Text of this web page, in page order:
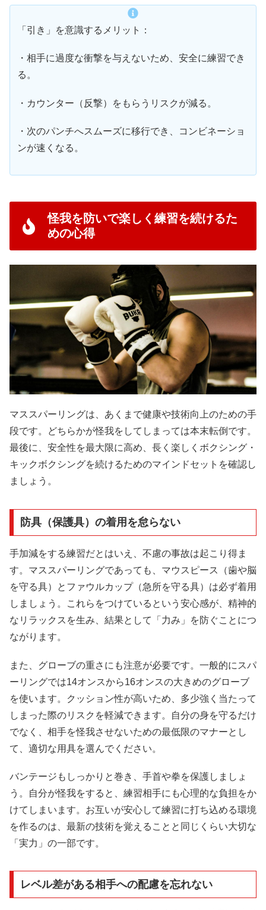
「引き」を意識するメリット：
・相手に過度な衝撃を与えないため、安全に練習でき
る。
・カウンター（反撃）をもらうリスクが減る。
・次のパンチへスムーズに移行でき、コンビネーショ
ンが速くなる。
怪我を防いで楽しく練習を続けるた
めの心得
マススパーリングは、あくまで健康や技術向上のための手
段です。どちらかが怪我をしてしまっては本末転倒です。
最後に、安全性を最大限に高め、長く楽しくボクシング・
キックボクシングを続けるためのマインドセットを確認し
ましょう。
防具（保護具）の着用を怠らない
手加減をする練習だとはいえ、不慮の事故は起こり得ま
す。マススパーリングであっても、マウスピース（歯や脳
を守る具）とファウルカップ（急所を守る具）は必ず着用
しましょう。これらをつけているという安心感が、精神的
なリラックスを生み、結果として「力み」を防ぐことにつ
ながります。
また、グローブの重さにも注意が必要です。一般的にスパ
ーリングでは14オンスから16オンスの大きめのグローブ
を使います。クッション性が高いため、多少強く当たって
しまった際のリスクを軽減できます。自分の身を守るだけ
でなく、相手を怪我させないための最低限のマナーとし
て、適切な用具を選んでください。
バンテージもしっかりと巻き、手首や拳を保護しましょ
う。自分が怪我をすると、練習相手にも心理的な負担をか
けてしまいます。お互いが安心して練習に打ち込める環境
を作るのは、最新の技術を覚えることと同じくらい大切な
「実力」の一部です。
レベル差がある相手への配慮を忘れない